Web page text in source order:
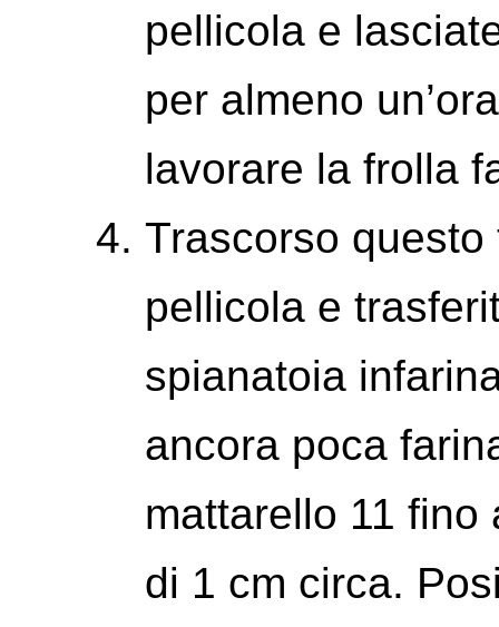
pellicola e
per almeno
lavorare la frolla
Trascorso
pellicola e
spianatoia
ancora poca
mattarello 11
di 1 cm circa.